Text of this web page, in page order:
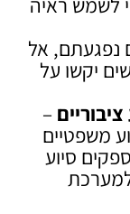
נפגעתם, אל
יקשו על
–
משפטיים
סיוע